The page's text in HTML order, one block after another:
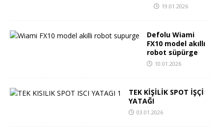
19.01.2026
Defolu Wiami
FX10 model akıllı
robot süpürge
10.01.2026
TEK KİŞİLİK SPOT İŞÇİ
YATAĞI
03.01.2026